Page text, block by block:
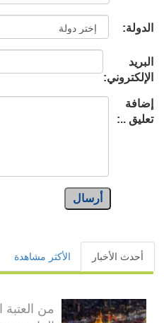
الدولة:
البريد
الإلكتروني:
إضافة
تعليق ..:
أرسال
أحدث الأخبار الأكثر مشاهدة
من العتبة